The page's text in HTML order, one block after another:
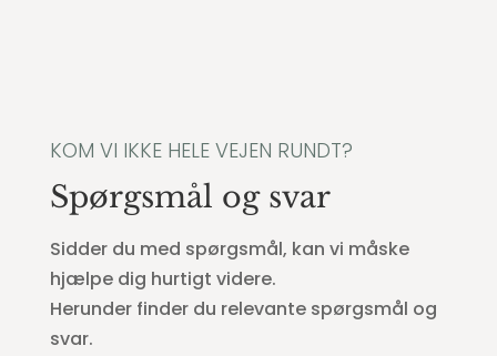
KOM VI IKKE HELE VEJEN RUNDT?
Spørgsmål og svar
Sidder du med spørgsmål, kan vi måske
hjælpe dig hurtigt videre.
Herunder finder du relevante spørgsmål og
svar.